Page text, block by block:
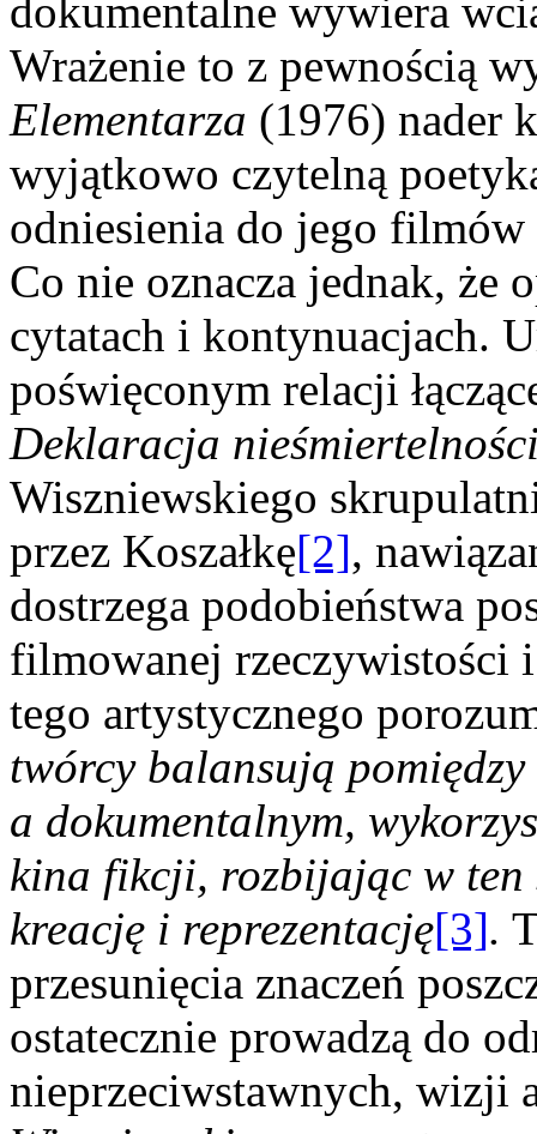
dokumentalne wywiera
Wrażenie to z pewnością
Elementarza (1976) nader
wyjątkowo czytelną
odniesienia do jego
Co nie oznacza jednak, że
cytatach i kontynuacjach.
poświęconym relacji
Deklaracja
Wiszniewskiego
przez Koszałkę[2],
dostrzega podobieństwa
filmowanej rzeczywistości
tego artystycznego
twórcy balansują
a dokumentalnym,
kina fikcji, rozbijając w ten
kreację i reprezentację[3].
przesunięcia znaczeń
ostatecznie prowadzą do
nieprzeciwstawnych, wizji